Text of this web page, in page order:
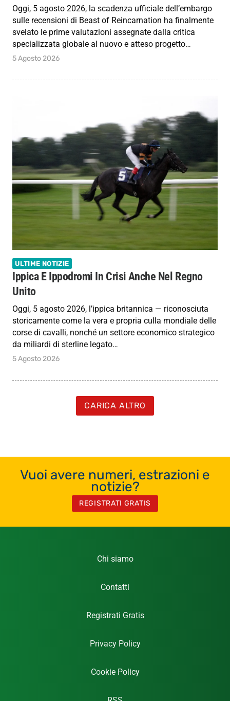
Oggi, 5 agosto 2026, la scadenza ufficiale dell’embargo
sulle recensioni di Beast of Reincarnation ha finalmente
svelato le prime valutazioni assegnate dalla critica
specializzata globale al nuovo e atteso progetto…
5 Agosto 2026
ULTIME NOTIZIE
Ippica E Ippodromi In Crisi Anche Nel Regno
Unito
Oggi, 5 agosto 2026, l’ippica britannica — riconosciuta
storicamente come la vera e propria culla mondiale delle
corse di cavalli, nonché un settore economico strategico
da miliardi di sterline legato…
5 Agosto 2026
CARICA ALTRO
Vuoi avere numeri, estrazioni e
notizie?
REGISTRATI GRATIS
Chi siamo
Contatti
Registrati Gratis
Privacy Policy
Cookie Policy